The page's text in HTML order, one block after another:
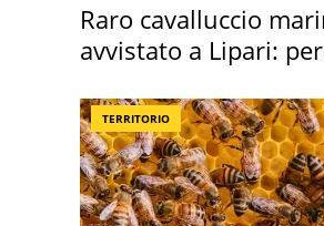
Raro cavalluccio
avvistato a Lipari:
TERRITORIO